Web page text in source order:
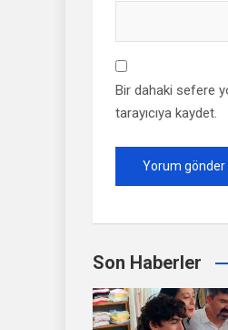
Bir dahaki sefere
tarayıcıya kaydet.
Son Haberler